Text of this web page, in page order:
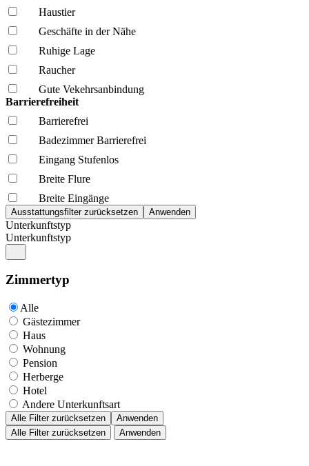
Haustier
Geschäfte in der Nähe
Ruhige Lage
Raucher
Gute Vekehrsanbindung
Barrierefreiheit
Barrierefrei
Badezimmer Barrierefrei
Eingang Stufenlos
Breite Flure
Breite Eingänge
Unterkunftstyp
Unterkunftstyp
Zimmertyp
Alle
Gästezimmer
Haus
Wohnung
Pension
Herberge
Hotel
Andere Unterkunftsart
Alle Filter zurücksetzen
Anwenden
Alle Filter zurücksetzen
Anwenden